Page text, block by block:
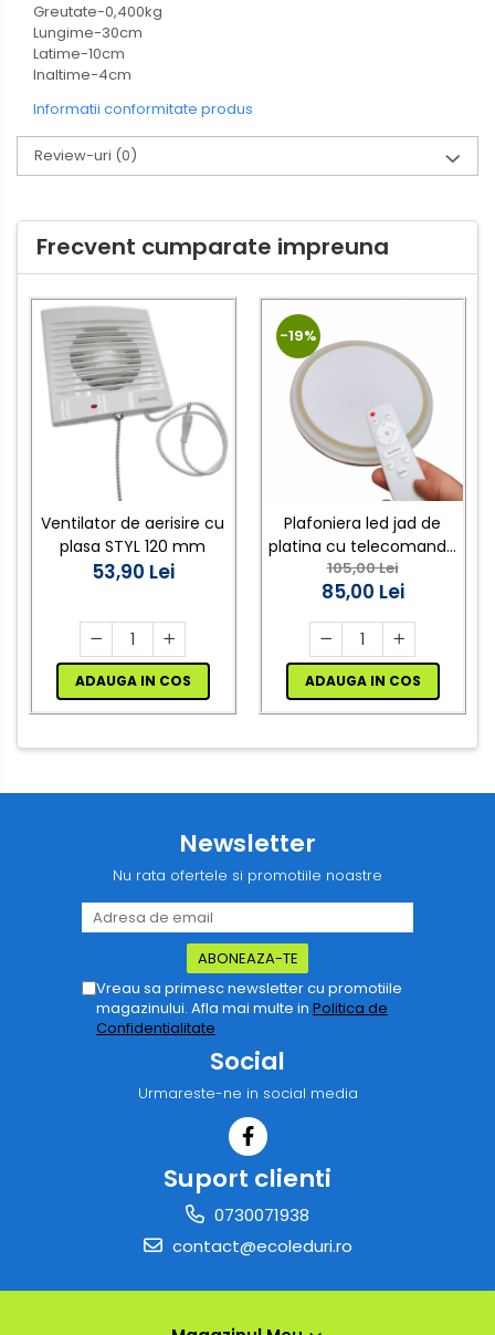
Greutate-0,400kg
Lungime-30cm
Latime-10cm
Inaltime-4cm
Informatii conformitate produs
Review-uri (0)
Frecvent cumparate impreuna
Ventilator de aerisire cu
plasa STYL 120 mm
53,90 Lei
ADAUGA IN COS
-19%
Plafoniera led jad de
platina cu telecomanda
48W 35cm dimabila 3
temperaturi de culoare
ajustabile
3000K/4500K/6500K
105,00 Lei
85,00 Lei
ADAUGA IN COS
Newsletter
Nu rata ofertele si promotiile noastre
Vreau sa primesc newsletter cu promotiile
magazinului. Afla mai multe in Politica de
Confidentialitate
Social
Urmareste-ne in social media
Suport clienti
0730071938
contact@ecoleduri.ro